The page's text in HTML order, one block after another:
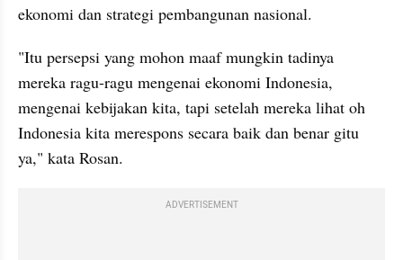
ekonomi dan strategi pembangunan nasional.
"Itu persepsi yang mohon maaf mungkin tadinya
mereka ragu-ragu mengenai ekonomi Indonesia,
mengenai kebijakan kita, tapi setelah mereka lihat oh
Indonesia kita merespons secara baik dan benar gitu
ya," kata Rosan.
ADVERTISEMENT